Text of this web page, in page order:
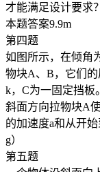
才能满足设计要求？
本题答案9.9m
第四题
如图所示，在倾角
物块A、B，它们
k，C为一固定挡板
斜面方向拉物块A
的加速度a和从开
g）
第五题